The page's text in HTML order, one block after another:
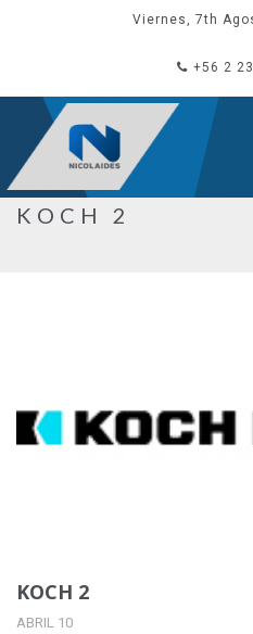
Viernes, 7th
+56 2
KOCH 2
KOCH 2
ABRIL 10